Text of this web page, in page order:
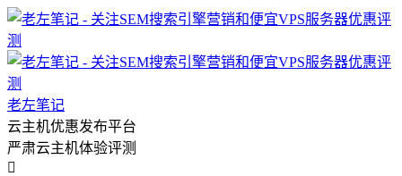
老左笔记
云主机优惠发布平台
严肃云主机体验评测
